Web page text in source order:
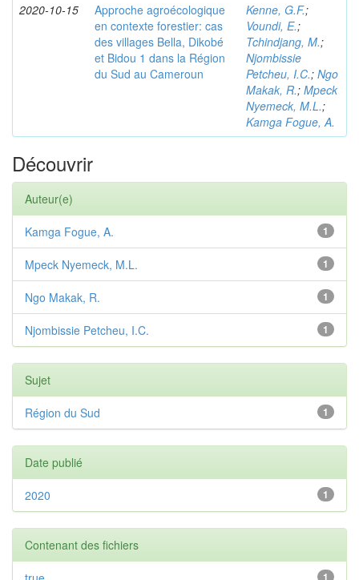
2020-10-15
Approche agroécologique
en contexte forestier: cas
des villages Bella, Dikobé
et Bidou 1 dans la Région
du Sud au Cameroun
Kenne, G.F.;
Voundi, E.;
Tchindjang, M.;
Njombissie
Petcheu, I.C.; Ngo
Makak, R.; Mpeck
Nyemeck, M.L.;
Kamga Fogue, A.
Découvrir
Auteur(e)
1
Kamga Fogue, A.
1
Mpeck Nyemeck, M.L.
1
Ngo Makak, R.
1
Njombissie Petcheu, I.C.
Sujet
1
Région du Sud
Date publié
1
2020
Contenant des fichiers
1